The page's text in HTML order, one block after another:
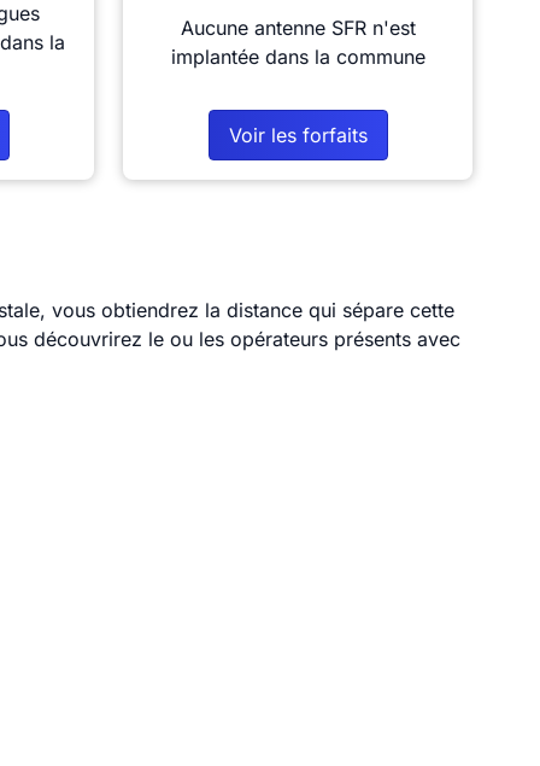
la
Aucune antenne SFR n'est
implantée dans la commune
Voir les forfaits
vous obtiendrez la distance qui sépare cette
découvrirez le ou les opérateurs présents avec